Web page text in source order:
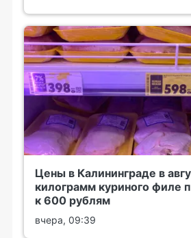
Цены в Калининграде в
килограмм куриного филе
к 600 рублям
вчера, 09:39